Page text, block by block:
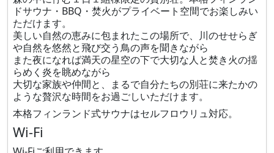
ドサウナ・BBQ・焚火がプライベート空間でお楽しみい
ただけます。
美しい自然の恵みに包まれたこの場所で、川のせせらぎ
や自然を悠然と飛び交う鳥の声を聞きながら
また夜になれば満天の星空の下で大切な人と焚き火の揺
らめく炎を眺めながら
大切な家族や仲間と、まるで自分たちの別荘に来たかの
ような贅沢な時間をお過ごしいただけます。
本格フィンランド式サウナはセルフロウリュ対応。
Wi-Fi